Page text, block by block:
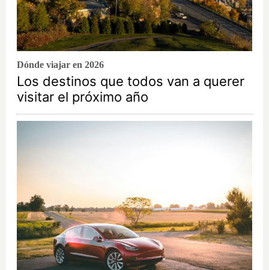
Dónde viajar en 2026
Los destinos que todos van a querer
visitar el próximo año